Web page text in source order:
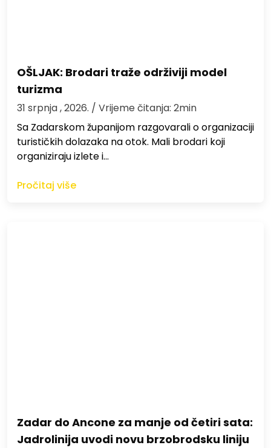
OŠLJAK: Brodari traže održiviji model
turizma
31 srpnja , 2026. / Vrijeme čitanja: 2min
Sa Zadarskom županijom razgovarali o organizaciji
turističkih dolazaka na otok. Mali brodari koji
organiziraju izlete i…
Pročitaj više
Zadar do Ancone za manje od četiri sata:
Jadrolinija uvodi novu brzobrodsku liniju